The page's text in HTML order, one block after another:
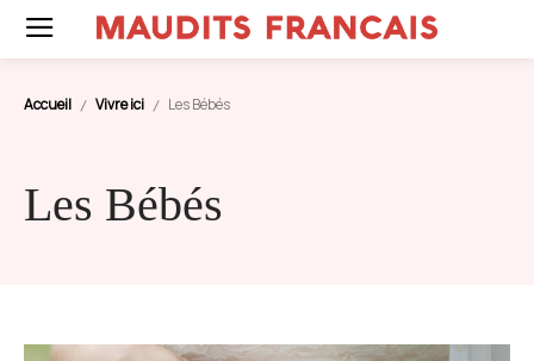
Accueil Vivre ici Les Bébés
Les Bébés